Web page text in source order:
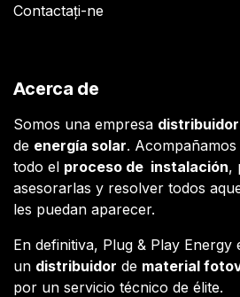
Contactați-ne
Acerca de
Somos una empresa
de energía solar.
todo el proceso de instalación,
asesorarlas y resolver todos
les puedan aparecer.
En definitiva, Plug & Play Energy
un distribuidor de material
por un servicio técnico de élite.